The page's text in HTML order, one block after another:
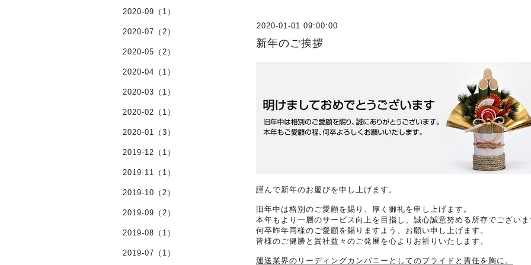
2020-01-01 09:00:00
新年のご挨拶
謹んで新年のお慶びを申し上げます。
旧年中は格別のご愛顧を賜り、厚く御礼を申し上げます。
本年もより一層のサービス向上を目指し、誠心誠意努める所存でござい
何卒昨年同様のご愛顧を賜りますよう、お願い申し上げます。
皆様のご健勝と貴社益々のご発展を心よりお祈りいたします。
運送業界のリーディングカンパニーとしてのプライドと責任を胸に。
2020-09（1）
2020-07（2）
2020-05（2）
2020-04（1）
2020-03（1）
2020-02（1）
2020-01（3）
2019-12（1）
2019-11（1）
2019-10（2）
2019-09（2）
2019-08（1）
2019-07（1）